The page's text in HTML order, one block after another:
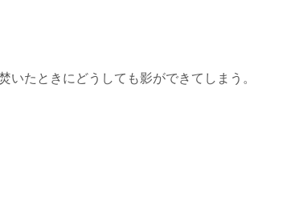
いたときにどうしても影ができてしまう。